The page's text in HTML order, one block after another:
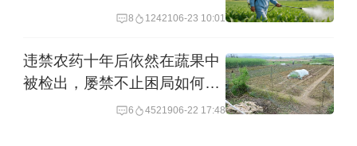
8 1242106-23 10:01
违禁农药十年后依然在蔬果中
被检出，屡禁不止困局如何破
6 4521906-22 17:48